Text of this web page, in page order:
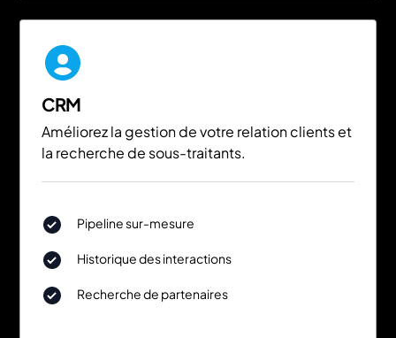
CRM
Améliorez la gestion de votre relation clients et
la recherche de sous-traitants.
Pipeline sur-mesure
Historique des interactions
Recherche de partenaires